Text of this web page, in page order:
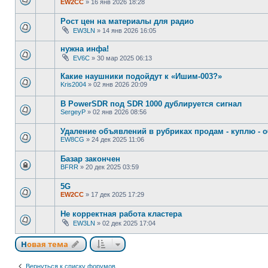
EW2CC » 16 янв 2026 18:28
Рост цен на материалы для радио
EW3LN » 14 янв 2026 16:05
нужна инфа!
EV6C » 30 мар 2025 06:13
Какие наушники подойдут к «Ишим-003?»
Kris2004 » 02 янв 2026 20:09
В PowerSDR под SDR 1000 дублируется сигнал
SergeyP » 02 янв 2026 08:56
Удаление объявлений в рубриках продам - куплю -
EW8CG » 24 дек 2025 11:06
Базар закончен
BFRR » 20 дек 2025 03:59
5G
EW2CC » 17 дек 2025 17:29
Не корректная работа кластера
EW3LN » 02 дек 2025 17:04
Новая тема
Вернуться к списку форумов